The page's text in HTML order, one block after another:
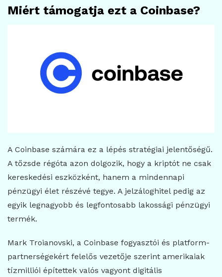
Miért támogatja ezt a Coinbase?
A Coinbase számára ez a lépés stratégiai jelentőségű.
A tőzsde régóta azon dolgozik, hogy a kriptót ne csak
kereskedési eszközként, hanem a mindennapi
pénzügyi élet részévé tegye. A jelzáloghitel pedig az
egyik legnagyobb és legfontosabb lakossági pénzügyi
termék.
Mark Troianovski, a Coinbase fogyasztói és platform-
partnerségekért felelős vezetője szerint amerikaiak
tízmilliói építettek valós vagyont digitális